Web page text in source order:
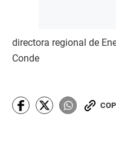
directora regional de
Conde